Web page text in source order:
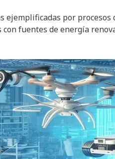
por procesos
fuentes de energía